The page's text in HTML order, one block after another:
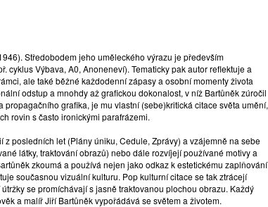
Středobodem jeho uměleckého výrazu je především
Výbava, A0, Anoneneví). Tematicky pak autor reflektuje a
ale také běžné každodenní zápasy a osobní momenty života
odstup a mnohdy až grafickou dokonalost, v níž Bartůněk zúročil
grafika, je mu vlastní (sebe)kritická citace světa umění,
rovin s často ironickými parafrázemi.
posledních let (Plány úniku, Cedule, Zprávy) a vzájemně na sebe
látky, traktování obrazů) nebo dále rozvíjejí používané motivy a
zkoumá a používá nejen jako odkaz k estetickému zaplňování
současnou vizuální kulturu. Pop kulturní citace se tak ztrácejí
se promíchávají s jasně traktovanou plochou obrazu. Každý
a malíř Jiří Bartůněk vypořádává se světem a životem.